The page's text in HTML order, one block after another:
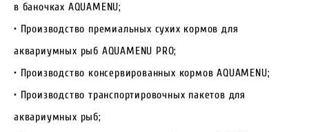
в баночках AQUAMENU;
• Производство премиальных сухих кормов для
аквариумных рыб AQUAMENU PRO;
• Производство консервированных кормов AQUAMENU;
• Производство транспортировочных пакетов для
аквариумных рыб;